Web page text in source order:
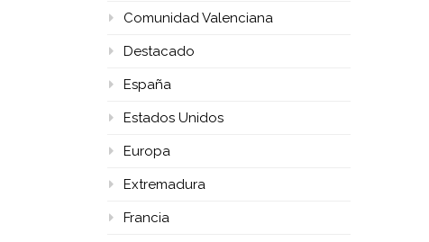
Comunidad Valenciana
Destacado
España
Estados Unidos
Europa
Extremadura
Francia